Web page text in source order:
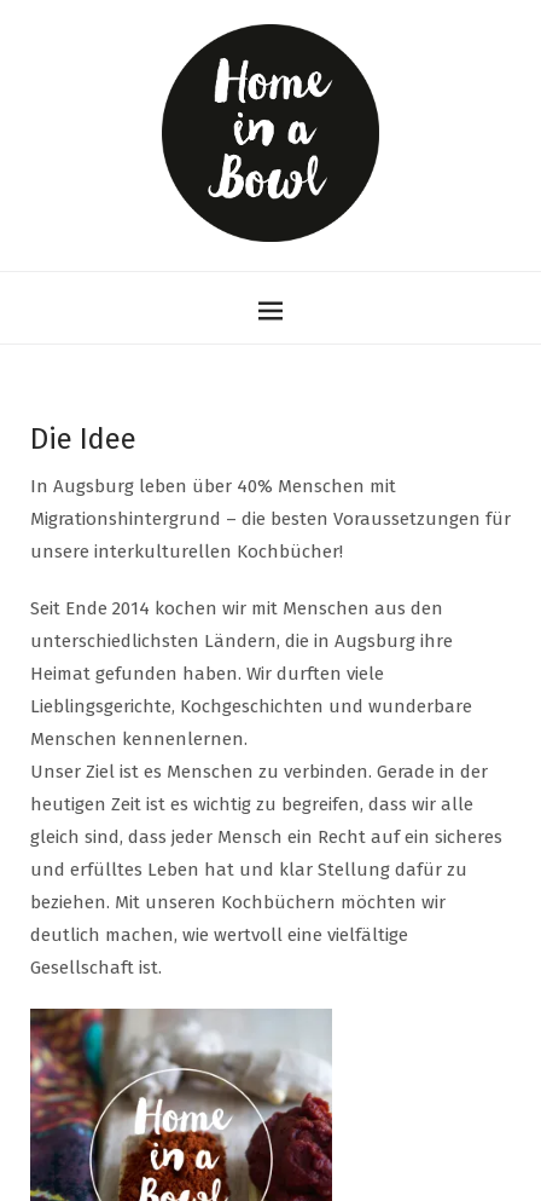
Die Idee
In Augsburg leben über 40% Menschen mit
Migrationshintergrund – die besten Voraussetzungen für
unsere interkulturellen Kochbücher!
Seit Ende 2014 kochen wir mit Menschen aus den
unterschiedlichsten Ländern, die in Augsburg ihre
Heimat gefunden haben. Wir durften viele
Lieblingsgerichte, Kochgeschichten und wunderbare
Menschen kennenlernen.
Unser Ziel ist es Menschen zu verbinden. Gerade in der
heutigen Zeit ist es wichtig zu begreifen, dass wir alle
gleich sind, dass jeder Mensch ein Recht auf ein sicheres
und erfülltes Leben hat und klar Stellung dafür zu
beziehen. Mit unseren Kochbüchern möchten wir
deutlich machen, wie wertvoll eine vielfältige
Gesellschaft ist.